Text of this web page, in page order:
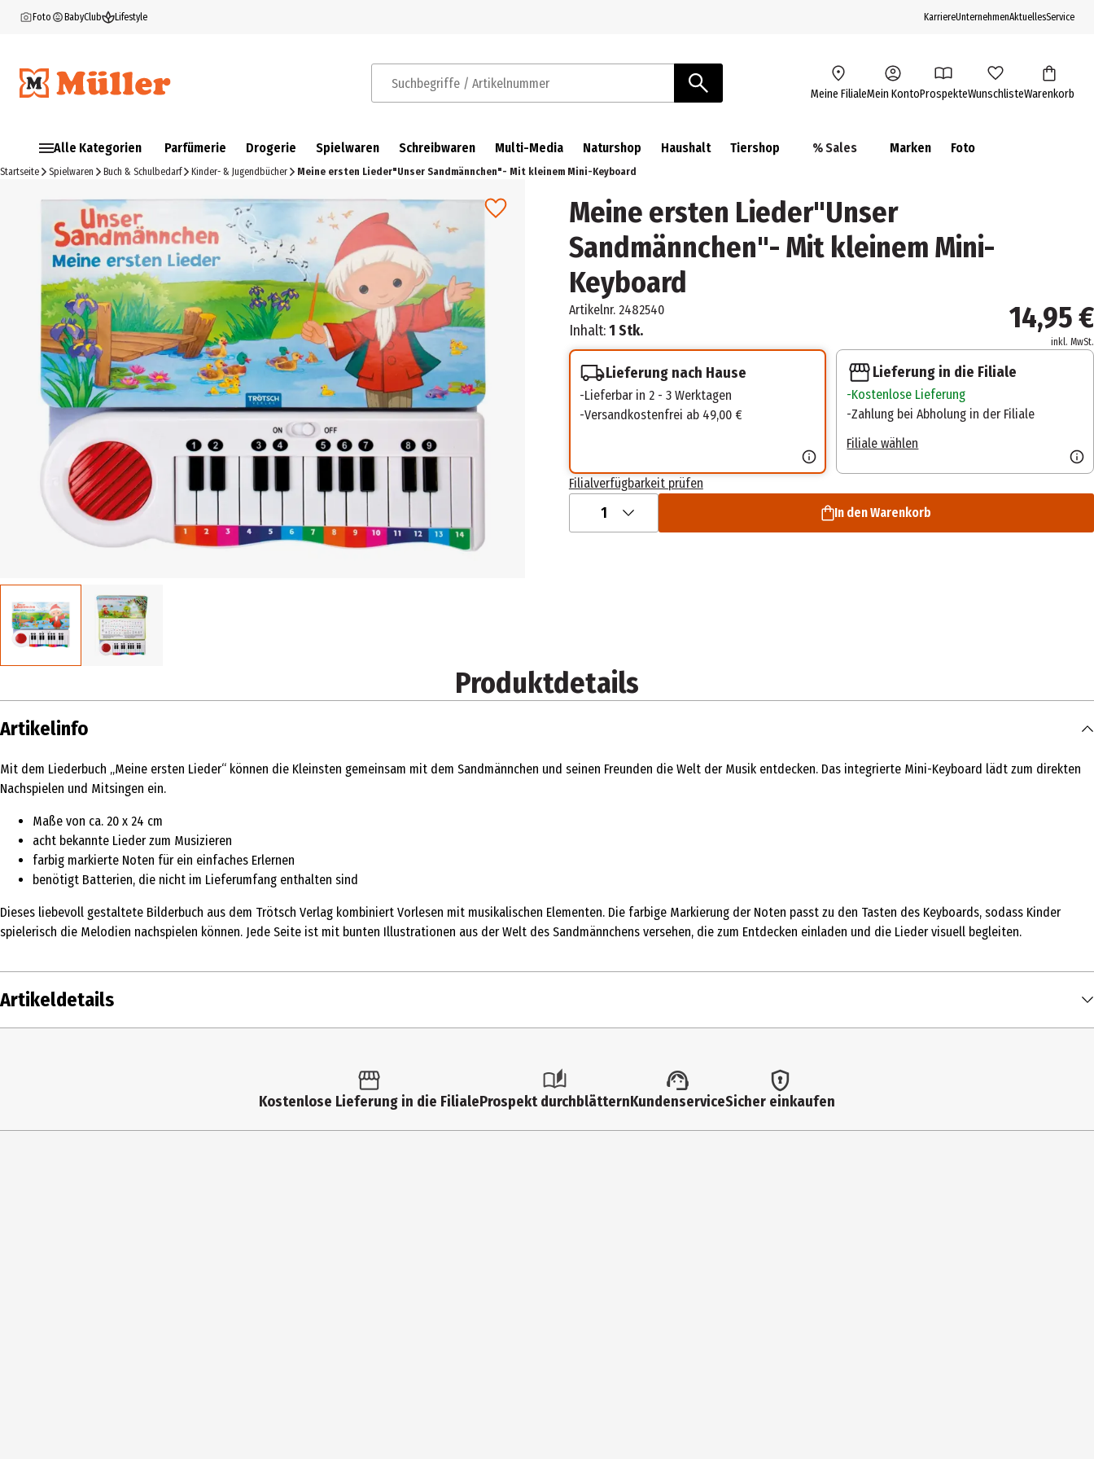
Foto BabyClub Lifestyle KarriereUnternehmenAktuellesService
Suchbegriffe / Artikelnummer Meine FilialeMein KontoProspekteWunschlisteWarenkorb
Alle Kategorien Parfümerie Drogerie Spielwaren Schreibwaren Multi-Media Naturshop Haushalt Tiershop % Sales Marken Foto
Startseite Spielwaren Buch & Schulbedarf Kinder- & Jugendbücher Meine ersten Lieder"Unser Sandmännchen"- Mit kleinem Mini-Keyboard
Meine ersten Lieder"Unser
Sandmännchen"- Mit kleinem Mini-
Keyboard
Artikelnr. 2482540
Inhalt:1 Stk. 14,95 €
inkl. MwSt.
Lieferung nach Hause
Lieferbar in 2 - 3 Werktagen
Versandkostenfrei ab 49,00 €
Lieferung in die Filiale
Kostenlose Lieferung
Zahlung bei Abholung in der Filiale
Filiale wählen
Filialverfügbarkeit prüfen
1 In den Warenkorb
Produktdetails
Artikelinfo
Mit dem Liederbuch „Meine ersten Lieder“ können die Kleinsten gemeinsam mit dem Sandmännchen und seinen Freunden die Welt der Musik entdecken. Das integrierte Mini-Keyboard lädt zum direkten
Nachspielen und Mitsingen ein.
Maße von ca. 20 x 24 cm
acht bekannte Lieder zum Musizieren
farbig markierte Noten für ein einfaches Erlernen
benötigt Batterien, die nicht im Lieferumfang enthalten sind
Dieses liebevoll gestaltete Bilderbuch aus dem Trötsch Verlag kombiniert Vorlesen mit musikalischen Elementen. Die farbige Markierung der Noten passt zu den Tasten des Keyboards, sodass Kinder
spielerisch die Melodien nachspielen können. Jede Seite ist mit bunten Illustrationen aus der Welt des Sandmännchens versehen, die zum Entdecken einladen und die Lieder visuell begleiten.
Artikeldetails
Kinder- & Jugendbücher
Bilderbücher
Kostenlose Lieferung in die FilialeProspekt durchblätternKundenserviceSicher einkaufen